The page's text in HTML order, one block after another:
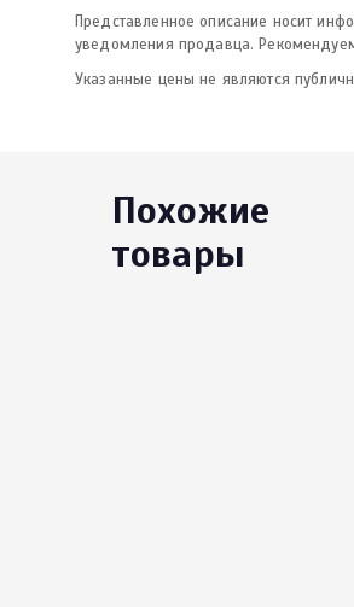
Представленное описание носит
уведомления продавца. Рекомендуем
Указанные цены не являются
Похожие
товары